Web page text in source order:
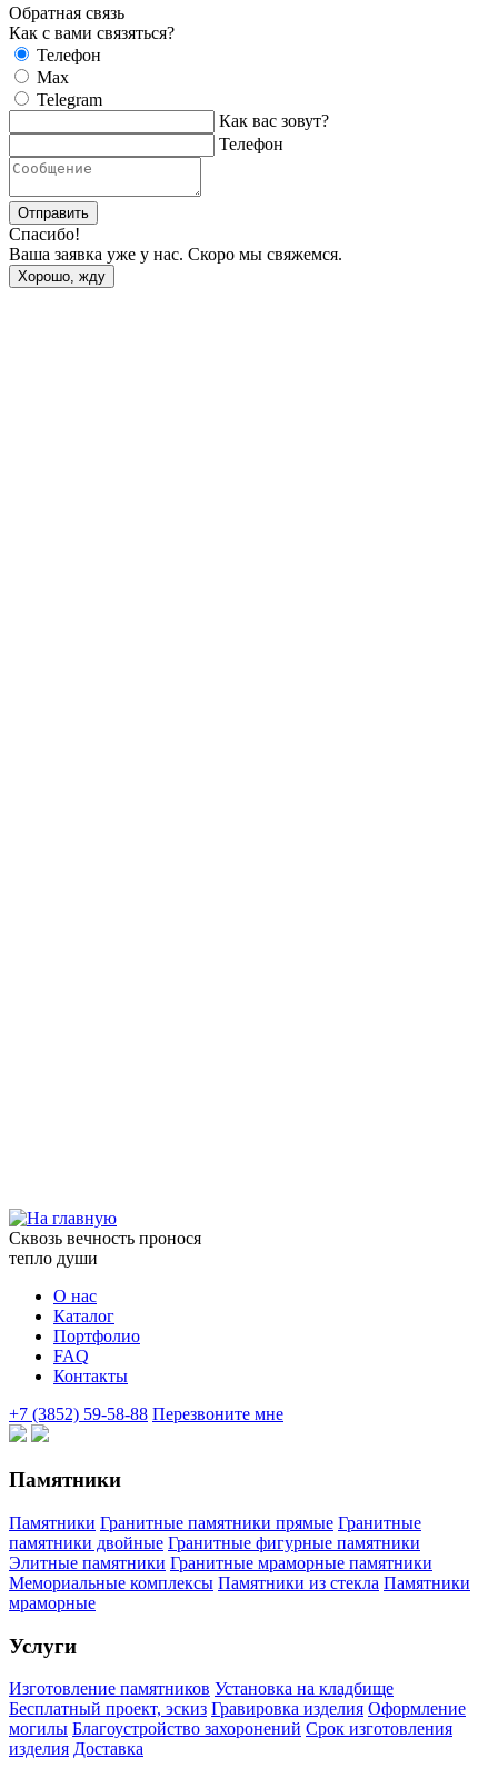
Обратная связь
Как с вами связяться?
Телефон
Max
Telegram
Как вас зовут?
Телефон
Отправить
Спасибо!
Ваша заявка уже у нас. Скоро мы свяжемся.
Хорошо, жду
Сквозь вечность пронося
тепло души
О нас
Каталог
Портфолио
FAQ
Контакты
+7 (3852) 59-58-88 Перезвоните мне
Памятники
Памятники Гранитные памятники прямые Гранитные
памятники двойные Гранитные фигурные памятники
Элитные памятники Гранитные мраморные памятники
Мемориальные комплексы Памятники из стекла Памятники
мраморные
Услуги
Изготовление памятников Установка на кладбище
Бесплатный проект, эскиз Гравировка изделия Оформление
могилы Благоустройство захоронений Срок изготовления
изделия Доставка